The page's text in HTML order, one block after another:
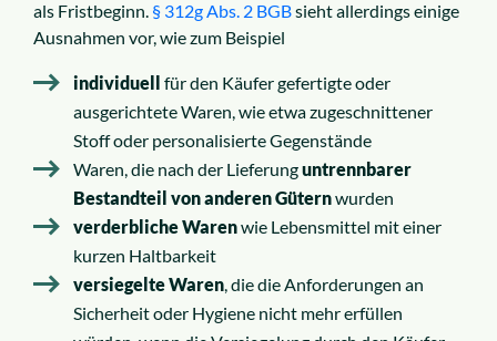
als Fristbeginn. § 312g Abs. 2 BGBsieht allerdings einige
Ausnahmen vor, wie zum Beispiel
individuell für den Käufer gefertigte oder
ausgerichtete Waren, wie etwa zugeschnittener
Stoff oder personalisierte Gegenstände
Waren, die nach der Lieferunguntrennbarer
Bestandteil von anderen Güternwurden
verderbliche Warenwie Lebensmittel mit einer
kurzen Haltbarkeit
versiegelte Waren , die die Anforderungen an
Sicherheit oder Hygiene nicht mehr erfüllen